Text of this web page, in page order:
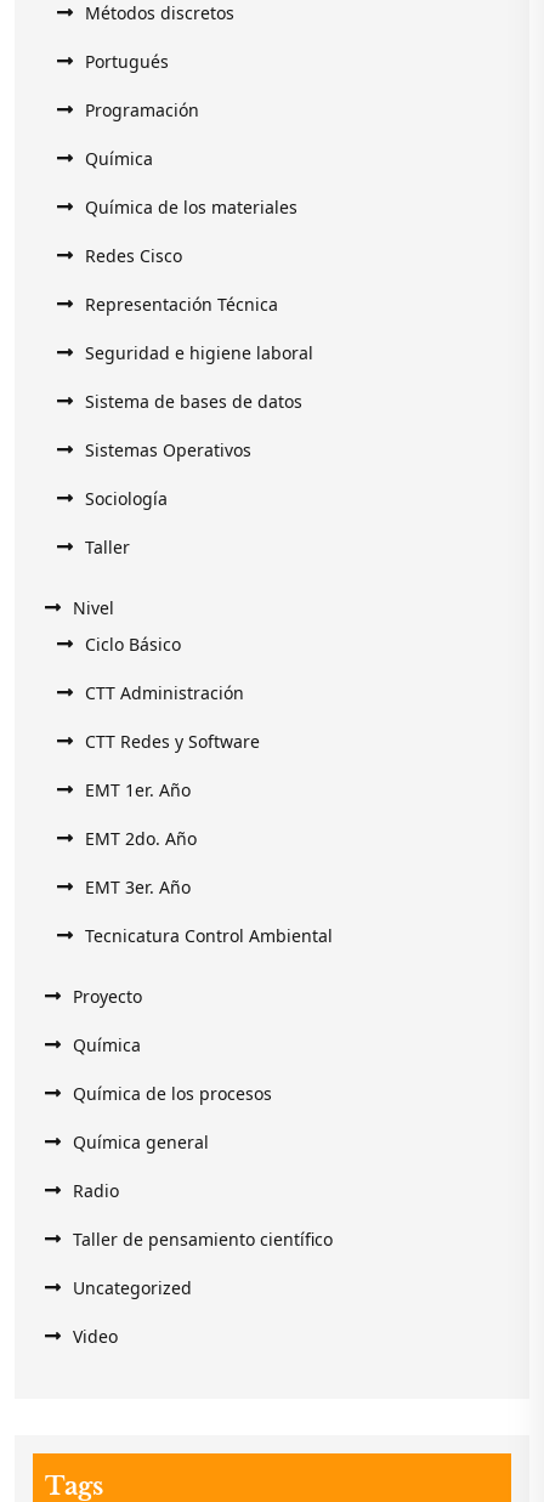
Métodos discretos
Portugués
Programación
Química
Química de los materiales
Redes Cisco
Representación Técnica
Seguridad e higiene laboral
Sistema de bases de datos
Sistemas Operativos
Sociología
Taller
Nivel
Ciclo Básico
CTT Administración
CTT Redes y Software
EMT 1er. Año
EMT 2do. Año
EMT 3er. Año
Tecnicatura Control Ambiental
Proyecto
Química
Química de los procesos
Química general
Radio
Taller de pensamiento científico
Uncategorized
Video
Tags